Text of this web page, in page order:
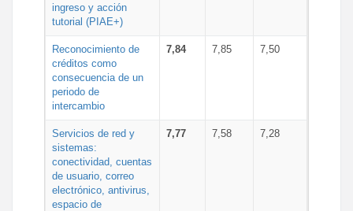
ingreso y acción
tutorial (PIAE+)
Reconocimiento de
créditos como
consecuencia de un
periodo de
intercambio
7,84 7,85 7,50
Servicios de red y
sistemas:
conectividad, cuentas
de usuario, correo
electrónico, antivirus,
espacio de
7,77 7,58 7,28